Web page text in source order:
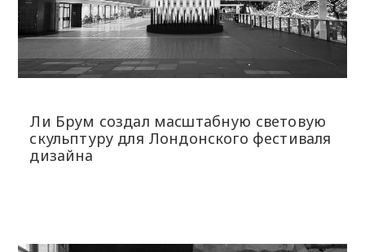
Ли Брум создал масштабную световую
скульптуру для Лондонского фестиваля
дизайна